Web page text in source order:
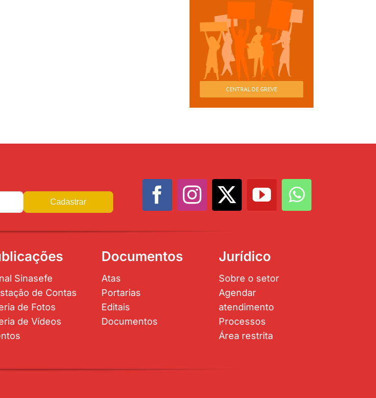
CENTRAL DE GREVE
Cadastrar
Sinasefe
de Contas
de Fotos
de Vídeos
Documentos
Atas
Portarias
Editais
Documentos
Jurídico
Sobre o setor
Agendar
atendimento
Processos
Área restrita